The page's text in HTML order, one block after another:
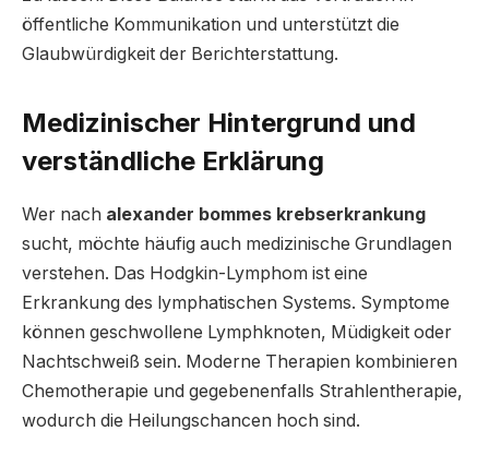
öffentliche Kommunikation und unterstützt die
Glaubwürdigkeit der Berichterstattung.
Medizinischer Hintergrund und
verständliche Erklärung
Wer nach alexander bommes krebserkrankung
sucht, möchte häufig auch medizinische Grundlagen
verstehen. Das Hodgkin-Lymphom ist eine
Erkrankung des lymphatischen Systems. Symptome
können geschwollene Lymphknoten, Müdigkeit oder
Nachtschweiß sein. Moderne Therapien kombinieren
Chemotherapie und gegebenenfalls Strahlentherapie,
wodurch die Heilungschancen hoch sind.